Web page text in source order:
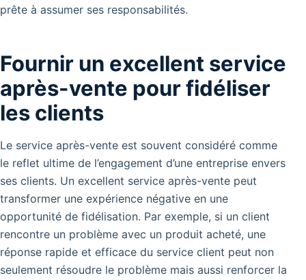
prête à assumer ses responsabilités.
Fournir un excellent service
après-vente pour fidéliser
les clients
Le service après-vente est souvent considéré comme
le reflet ultime de l’engagement d’une entreprise envers
ses clients. Un excellent service après-vente peut
transformer une expérience négative en une
opportunité de fidélisation. Par exemple, si un client
rencontre un problème avec un produit acheté, une
réponse rapide et efficace du service client peut non
seulement résoudre le problème mais aussi renforcer la